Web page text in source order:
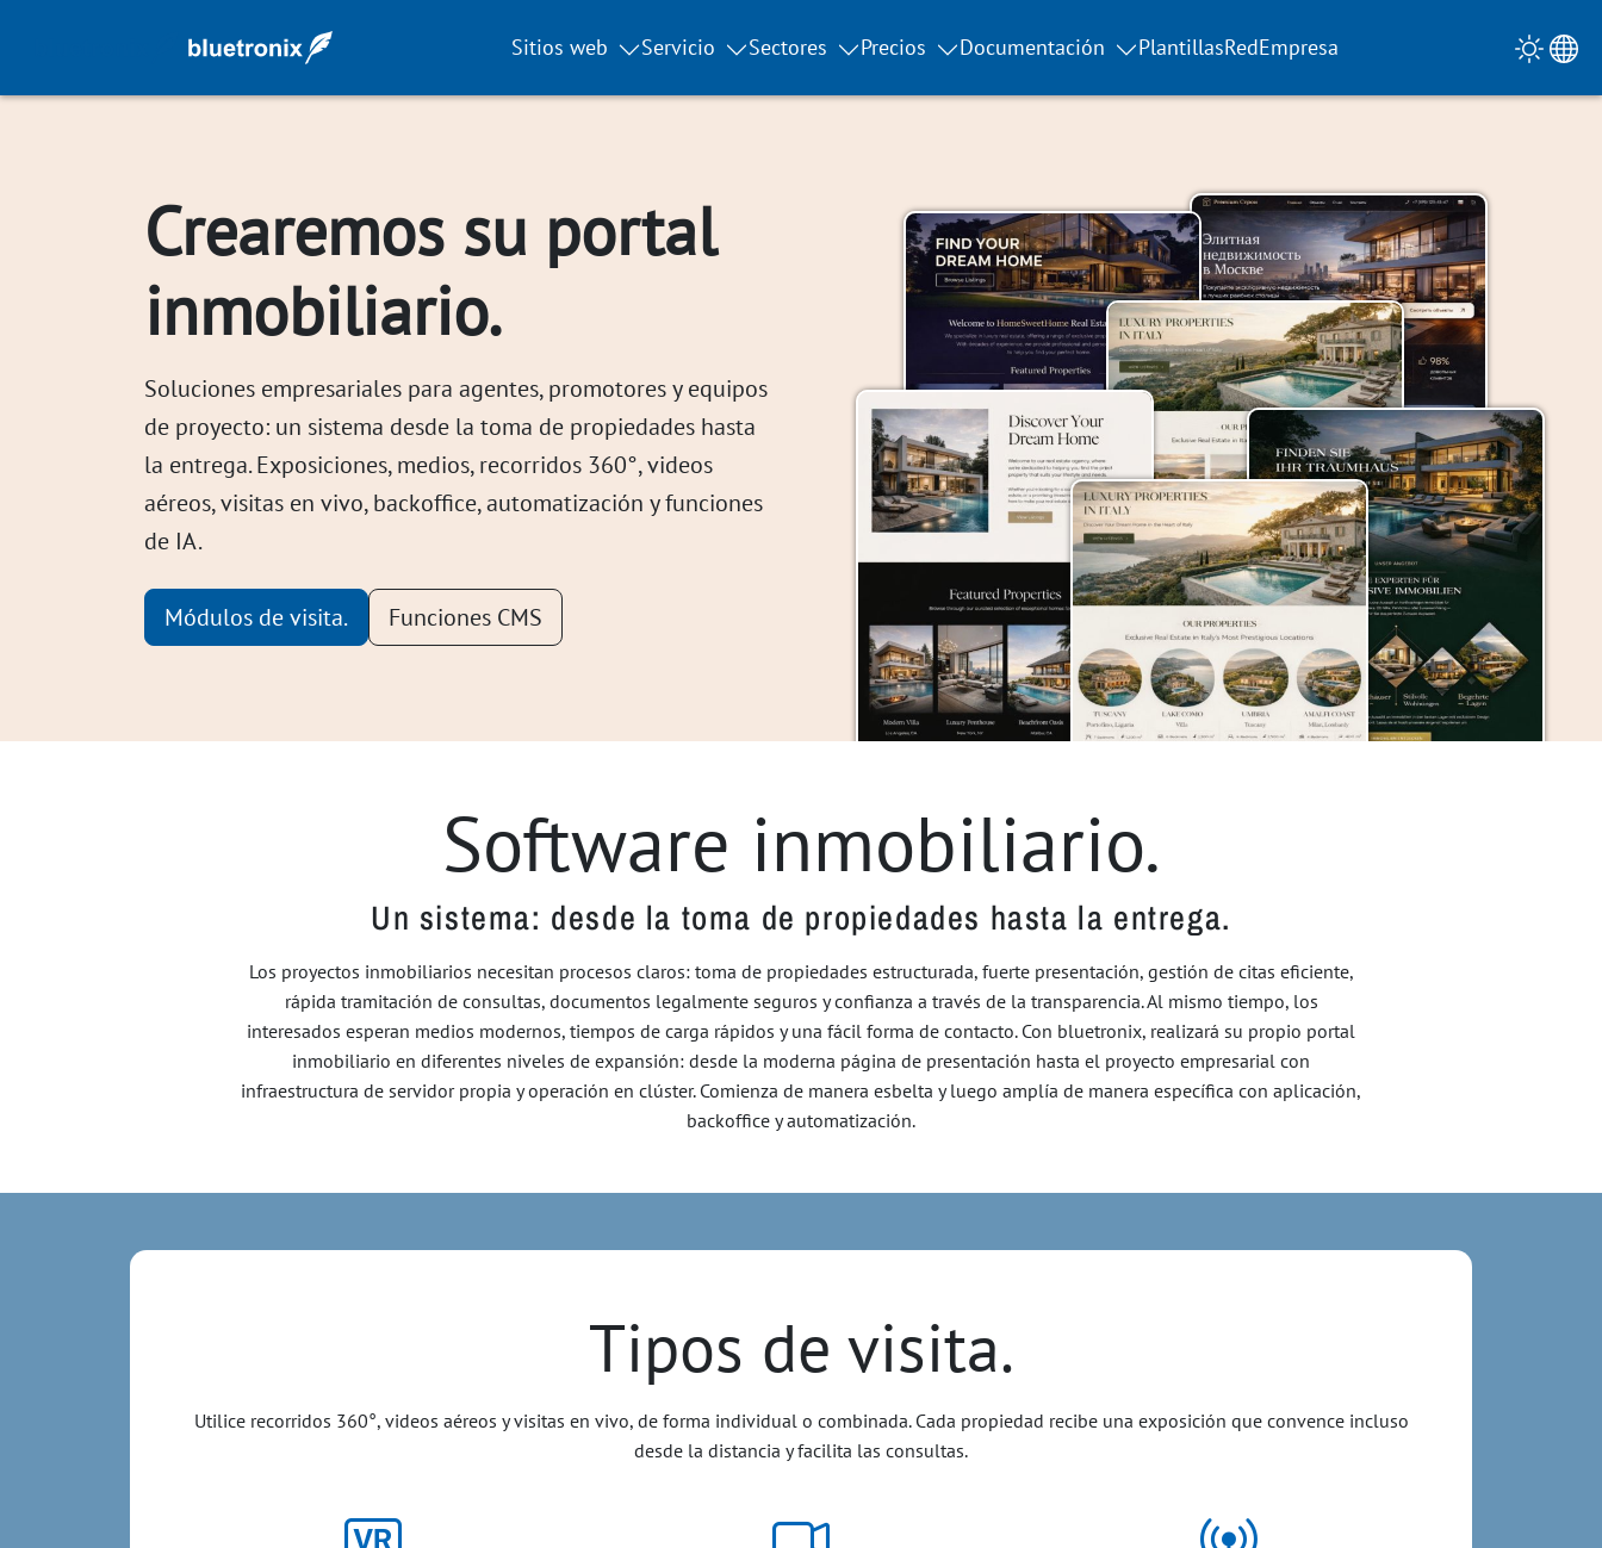
Sitios web Servicio Sectores Precios Documentación PlantillasRedEmpresa
Crearemos su portal
inmobiliario.
Soluciones empresariales para agentes, promotores y equipos
de proyecto: un sistema desde la toma de propiedades hasta
la entrega. Exposiciones, medios, recorridos 360°, videos
aéreos, visitas en vivo, backoffice, automatización y funciones
de IA.
Módulos de visita. Funciones CMS
Software inmobiliario.
Un sistema: desde la toma de propiedades hasta la entrega.
Los proyectos inmobiliarios necesitan procesos claros: toma de propiedades estructurada, fuerte presentación, gestión de citas eficiente,
rápida tramitación de consultas, documentos legalmente seguros y confianza a través de la transparencia. Al mismo tiempo, los
interesados esperan medios modernos, tiempos de carga rápidos y una fácil forma de contacto. Con bluetronix, realizará su propio portal
inmobiliario en diferentes niveles de expansión: desde la moderna página de presentación hasta el proyecto empresarial con
infraestructura de servidor propia y operación en clúster. Comienza de manera esbelta y luego amplía de manera específica con aplicación,
backoffice y automatización.
Tipos de visita.
Utilice recorridos 360°, videos aéreos y visitas en vivo, de forma individual o combinada. Cada propiedad recibe una exposición que convence incluso
desde la distancia y facilita las consultas.